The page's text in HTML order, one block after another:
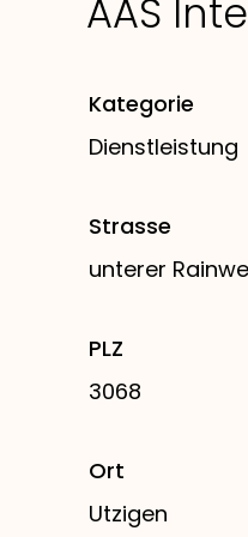
AAS
Kategorie
Dienstleistung
Strasse
unterer
PLZ
3068
Ort
Utzigen